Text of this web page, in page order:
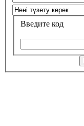
Введите код